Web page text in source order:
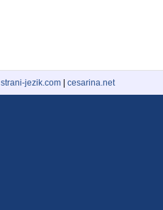
strani-jezik.com cesarina.net